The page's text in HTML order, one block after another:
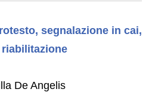
segnalazione in cai,
De Angelis